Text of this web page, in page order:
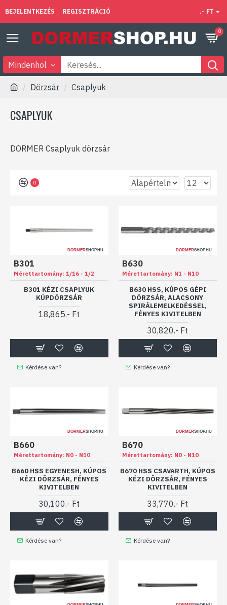
BEJELENTKEZÉS REGISZTRÁCIÓ .- FT
0
Mindenhol
Dörzsár Csaplyuk
CSAPLYUK
DORMER Csaplyuk dörzsár
0
DORMERSHOP.HU
B301
Mérettartomány: 1/16 - 1/2
B301 KÉZI CSAPLYUK
KÚPDÖRZSÁR
18,865.- Ft
Kérdése van?
DORMERSHOP.HU
B630
Mérettartomány: N1 - N10
B630 HSS, KÚPOS GÉPI
DÖRZSÁR, ALACSONY
SPIRÁLEMELKEDÉSSEL,
FÉNYES KIVITELBEN
30,820.- Ft
Kérdése van?
DORMERSHOP.HU
B660
Mérettartomány: N0 - N10
B660 HSS EGYENESH, KÚPOS
KÉZI DÖRZSÁR, FÉNYES
KIVITELBEN
30,100.- Ft
Kérdése van?
DORMERSHOP.HU
B670
Mérettartomány: N0 - N10
B670 HSS CSAVARTH, KÚPOS
KÉZI DÖRZSÁR, FÉNYES
KIVITELBEN
33,770.- Ft
Kérdése van?